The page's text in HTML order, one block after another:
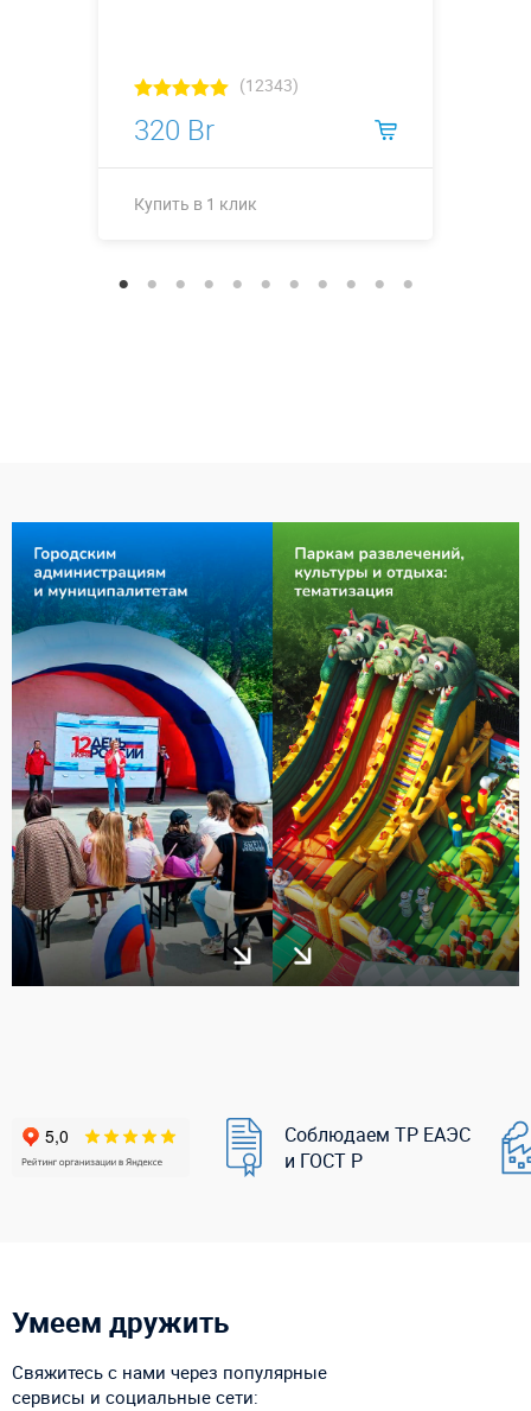
(12343)
320 Br
Купить в 1 клик
Соблюдаем ТР ЕАЭС
и ГОСТ Р
Умеем дружить
Свяжитесь с нами через популярные
сервисы и социальные сети: